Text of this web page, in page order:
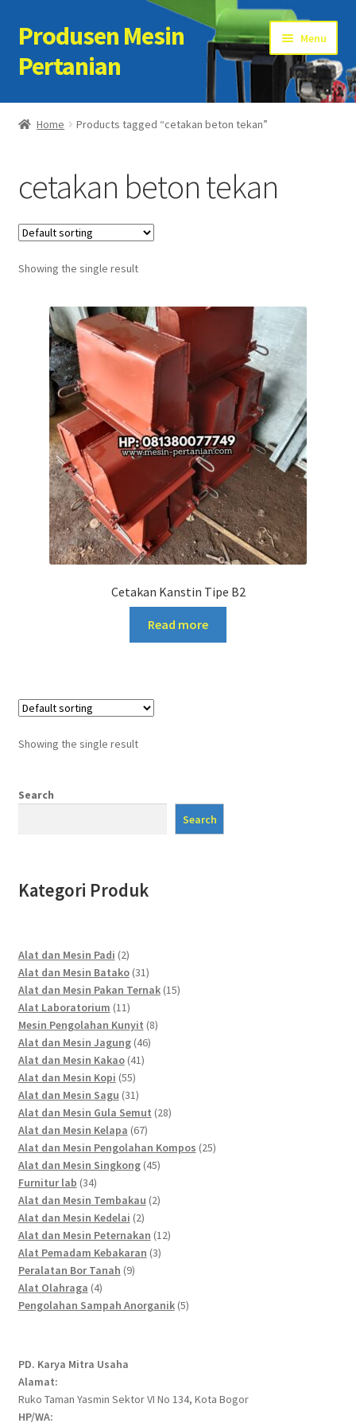
Skip
to
navigation
Skip
to
content
Produsen Mesin
Pertanian
Menu
Home
Cart
Checkout
Kontak Kami
My account
Sample Page
Home Products tagged “cetakan beton tekan”
cetakan beton tekan
Showing the single result
Cetakan Kanstin Tipe B2
Read more
Showing the single result
Search
Search
Kategori Produk
Alat dan Mesin Padi 22
products
Alat dan Mesin Batako 3131
products
Alat dan Mesin Pakan Ternak 1515
Alat Laboratorium 1111
products
Mesin Pengolahan Kunyit 88
Alat dan Mesin Jagung 4646
Alat dan Mesin Kakao 4141
Alat dan Mesin Kopi 5555
products
Alat dan Mesin Sagu 3131
products
Alat dan Mesin Gula Semut 2828
Alat dan Mesin Kelapa 6767
products
Alat dan Mesin Pengolahan Kompos 2525
Alat dan Mesin Singkong 4545
Furnitur lab 3434
products
Alat dan Mesin Tembakau 22
Alat dan Mesin Kedelai 22
products
Alat dan Mesin Peternakan 1212
Alat Pemadam Kebakaran 33
Peralatan Bor Tanah 99
Alat Olahraga 44
products
Pengolahan Sampah Anorganik 55
PD. Karya Mitra Usaha
Alamat:
Ruko Taman Yasmin Sektor VI No 134, Kota Bogor
HP/WA: